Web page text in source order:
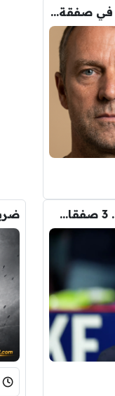
السبب الحقيقي وراء تدخل فليك في صفقة رودري
سوق انتقالات برشلونة حتى الآن .. 3 صفقات و 5 راحلين